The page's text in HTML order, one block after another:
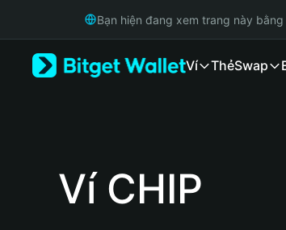
Русский
Bạn hiện đang xem trang này bằng
Ví ThẻSwap
Ví CHIP